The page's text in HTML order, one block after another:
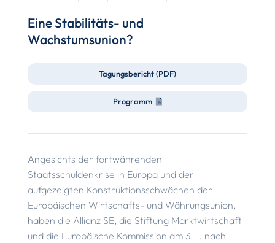
Eine Stabilitäts- und
Wachstumsunion?
Tagungsbericht (PDF)
Programm
Angesichts der fortwährenden
Staatsschuldenkrise in Europa und der
aufgezeigten Konstruktionsschwächen der
Europäischen Wirtschafts- und Währungsunion,
haben die Allianz SE, die Stiftung Marktwirtschaft
und die Europäische Kommission am 3.11. nach